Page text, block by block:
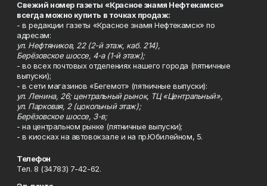
Свежий номер газеты «Красное знамя Нефтекамск»
всегда можно купить в точках продаж:
- в редакции газеты «Красное знамя Нефтекамск» по
адресам:
ул. Нефтяников, 22 (2-й этаж, каб. 214),
Берёзовское шоссе, 4-а (1-й этаж);
- во всех почтовых отделениях нашего города (пятничные
выпуски);
- в сети магазинов «Бегемот» (пятничные выпуски):
ул. Ленина, 26; центральный рынок, ТЦ «Центральный»,
ул. Парковая, 2 (цокольный этаж);
Берёзовское шоссе, 3-в;
- на центральном рынке (пятничные выпуски);
- в киосках на автовокзале и на пр.Юбилейном, 5.
Телефон
Тел. 8 (34783) 7-42-62.